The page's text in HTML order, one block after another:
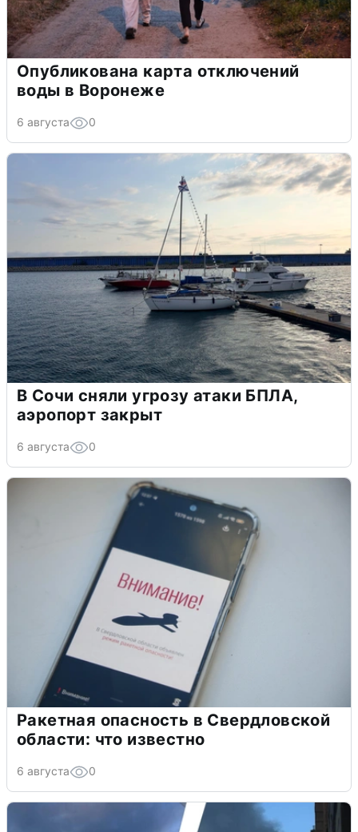
Опубликована карта отключений
воды в Воронеже
6 августа 0
В Сочи сняли угрозу атаки БПЛА,
аэропорт закрыт
6 августа 0
Ракетная опасность в Свердловской
области: что известно
6 августа 0